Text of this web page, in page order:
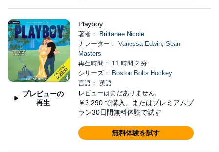
プレビューの
再生
Playboy
著者：
Brittanee Nicole
ナレーター： Vanessa Edwin, Sean
Masters
再生時間： 11 時間 2 分
シリーズ：
Boston Bolts Hockey
言語： 英語
レビューはまだありません。
￥3,290 で購入、またはプレミアムプ
ラン30日間無料体験で試す
無料体験を試す